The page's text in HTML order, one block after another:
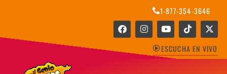
1-877-354-3646
ESCUCHA EN VIVO